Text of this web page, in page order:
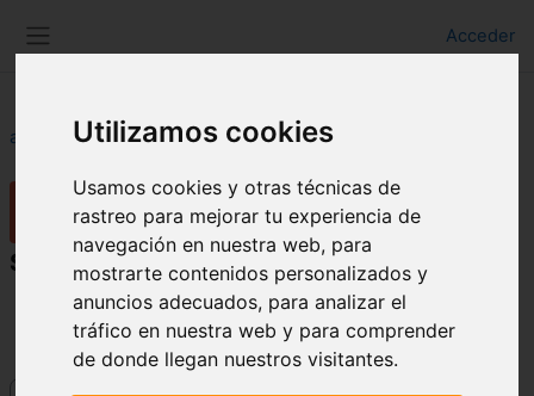
Utilizamos cookies
Usamos cookies y otras técnicas de
rastreo para mejorar tu experiencia de
navegación en nuestra web, para
mostrarte contenidos personalizados y
anuncios adecuados, para analizar el
tráfico en nuestra web y para comprender
de donde llegan nuestros visitantes.
Panel lateral
Acceder
aulaFAAM Novedades del sitio
Novedades del sitio
Solución de problemas técnicos
← Problemas técnicos
Actualización de dirección del Aula Virtual →